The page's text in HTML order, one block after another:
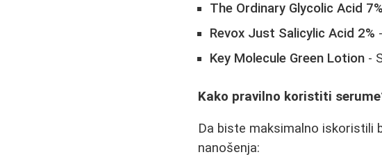
The Ordinary Glycolic Acid
Revox Just Salicylic Acid 2%
Key Molecule Green Lotion -
Kako pravilno koristiti
Da biste maksimalno iskoristili
nanošenja: